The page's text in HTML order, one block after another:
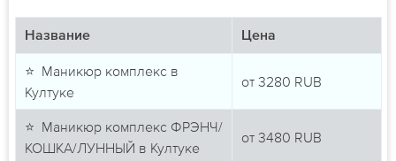
Название Цена
⭐ Маникюр комплекс в
Култуке
от 3280 RUB
⭐ Маникюр комплекс ФРЭНЧ/
КОШКА/ЛУННЫЙ в Култуке
от 3480 RUB